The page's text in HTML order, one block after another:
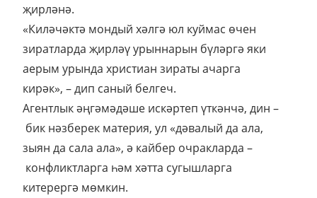
җирләнә.
«Киләчәктә мондый хәлгә юл куймас өчен
зиратларда җирләү урыннарын бүләргә яки
аерым урында христиан зираты ачарга
кирәк», – дип саный белгеч.
Агентлык әңгәмәдәше искәртеп үткәнчә, дин –
бик нәзберек материя, ул «дәвалый да ала,
зыян да сала ала», ә кайбер очракларда –
конфликтларга һәм хәтта сугышларга
китерергә мөмкин.